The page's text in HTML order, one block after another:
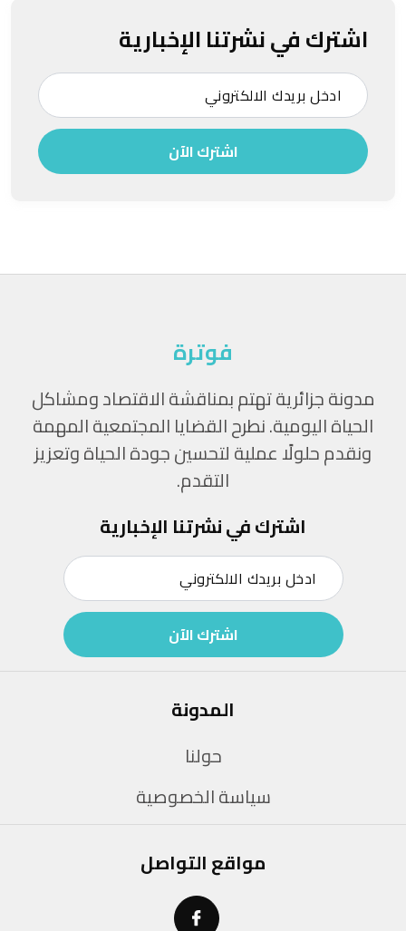
اشترك في نشرتنا الإخبارية
اشترك الآن
فوترة
مدونة جزائرية تهتم بمناقشة الاقتصاد ومشاكل
الحياة اليومية. نطرح القضايا المجتمعية المهمة
ونقدم حلولًا عملية لتحسين جودة الحياة وتعزيز
التقدم.
اشترك في نشرتنا الإخبارية
اشترك الآن
المدونة
حولنا
سياسة الخصوصية
مواقع التواصل